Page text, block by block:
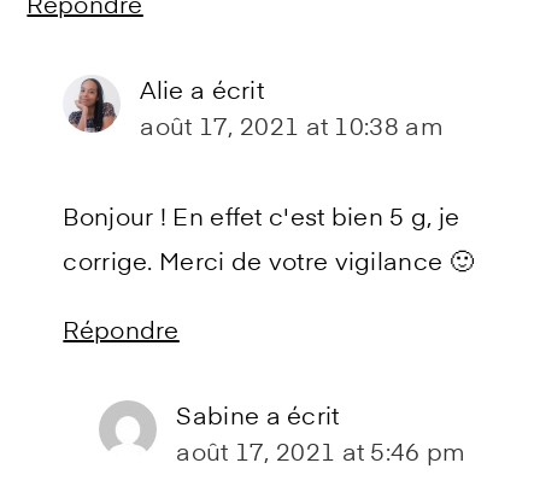
Répondre
Alie a écrit
août 17, 2021 at 10:38 am
Bonjour ! En effet c'est bien 5 g, je
corrige. Merci de votre vigilance 🙂
Répondre
Sabine a écrit
août 17, 2021 at 5:46 pm